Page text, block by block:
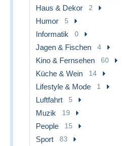
Haus & Dekor 2
Humor 5
Informatik 0
Jagen & Fischen 4
Kino & Fernsehen 60
Küche & Wein 14
Lifestyle & Mode 1
Luftfahrt 5
Muzik 19
People 15
Sport 83